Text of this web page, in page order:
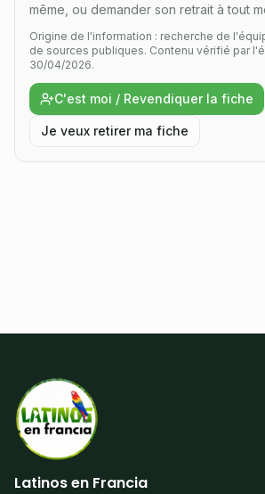
même, ou demander son retrait à tout
Origine de l'information : recherche de
de sources publiques. Contenu vérifié par
30/04/2026.
C'est moi / Revendiquer la fiche
Je veux retirer ma fiche
Latinos en Francia